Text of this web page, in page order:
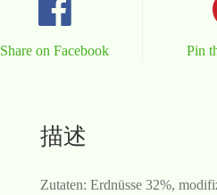
Share on Facebook Pin
描述
Zutaten: Erdnüsse 32%,